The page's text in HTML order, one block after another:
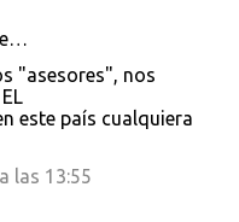
"asesores", nos
este país cualquiera
las 13:55